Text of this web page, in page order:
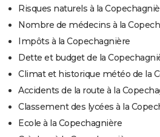
Risques naturels à la
Nombre de médecins à la
Impôts à la Copechagnière
Dette et budget de la
Climat et historique météo de la
Accidents de la route à la
Classement des lycées à la
Ecole à la Copechagnière